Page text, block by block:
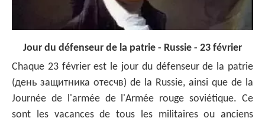
Jour du défenseur de la patrie - Russie - 23 février
Chaque 23 février est le jour du défenseur de la patrie
(день защитника отесчв) de la Russie, ainsi que de la
Journée de l'armée de l'Armée rouge soviétique. Ce
sont les vacances de tous les militaires ou anciens